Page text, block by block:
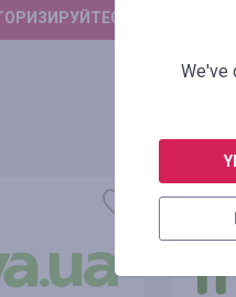
ЧТОБЫ
We've